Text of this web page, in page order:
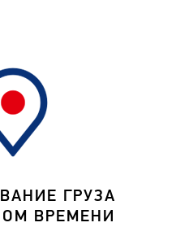
ГРУЗА
ВРЕМЕНИ